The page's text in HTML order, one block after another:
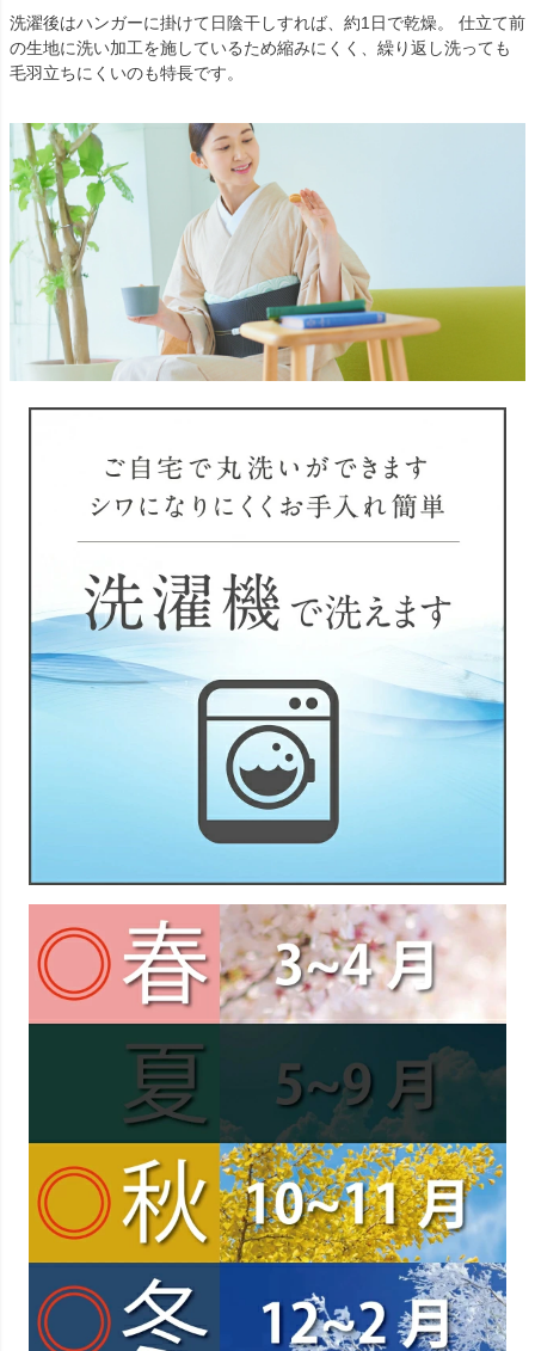
洗濯後はハンガーに掛けて日陰干しすれば、約1日で乾燥。 仕立て前
の生地に洗い加工を施しているため縮みにくく、繰り返し洗っても
毛羽立ちにくいのも特長です。